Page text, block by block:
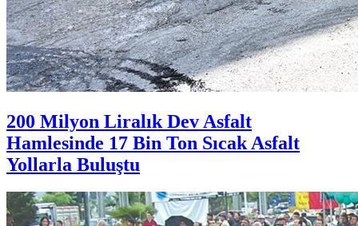
200 Milyon Liralık Dev Asfalt
Hamlesinde 17 Bin Ton Sıcak Asfalt
Yollarla Buluştu